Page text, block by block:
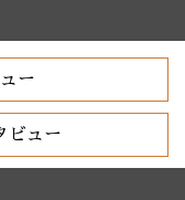
ー
ビュー